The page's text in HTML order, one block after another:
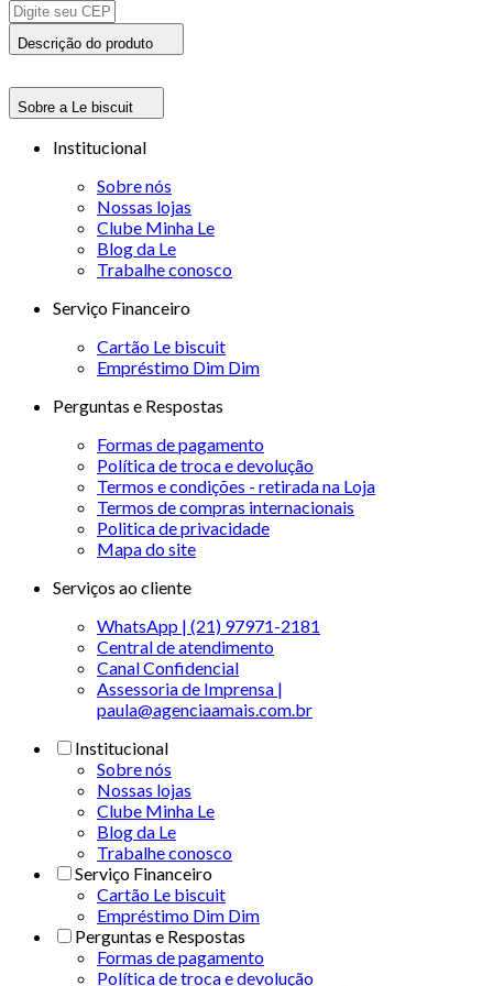
Descrição do produto
Sobre a Le biscuit
Institucional
Sobre nós
Nossas lojas
Clube Minha Le
Blog da Le
Trabalhe conosco
Serviço Financeiro
Cartão Le biscuit
Empréstimo Dim Dim
Perguntas e Respostas
Formas de pagamento
Política de troca e devolução
Termos e condições - retirada na Loja
Termos de compras internacionais
Politica de privacidade
Mapa do site
Serviços ao cliente
WhatsApp | (21) 97971-2181
Central de atendimento
Canal Confidencial
Assessoria de Imprensa |
paula@agenciaamais.com.br
Institucional
Sobre nós
Nossas lojas
Clube Minha Le
Blog da Le
Trabalhe conosco
Serviço Financeiro
Cartão Le biscuit
Empréstimo Dim Dim
Perguntas e Respostas
Formas de pagamento
Política de troca e devolução